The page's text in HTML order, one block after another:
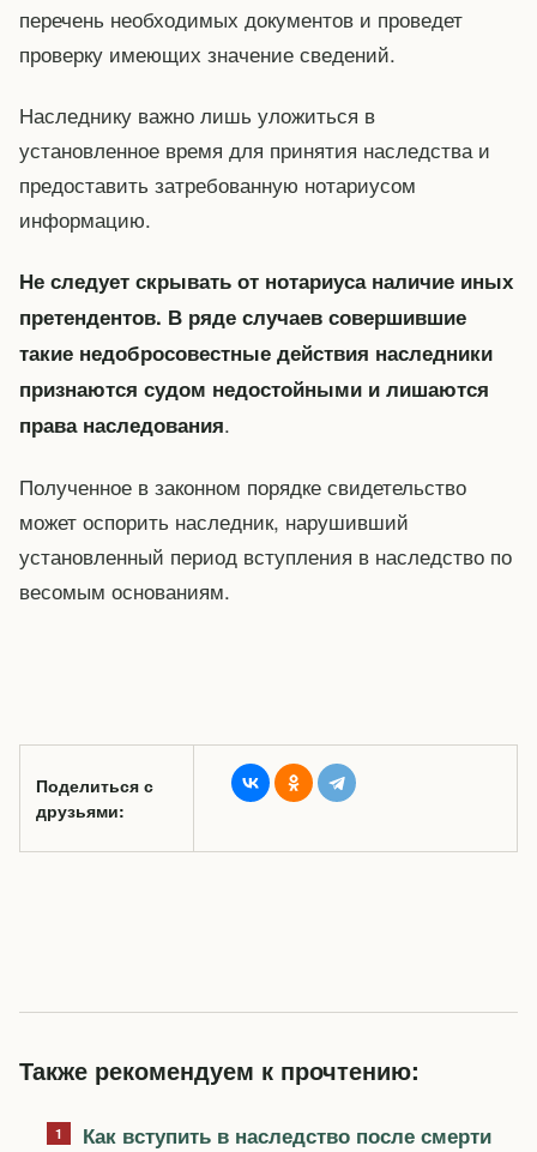
перечень необходимых документов и проведет
проверку имеющих значение сведений.
Наследнику важно лишь уложиться в
установленное время для принятия наследства и
предоставить затребованную нотариусом
информацию.
Не следует скрывать от нотариуса наличие иных
претендентов. В ряде случаев совершившие
такие недобросовестные действия наследники
признаются судом недостойными и лишаются
права наследования.
Полученное в законном порядке свидетельство
может оспорить наследник, нарушивший
установленный период вступления в наследство по
весомым основаниям.
Поделиться с
друзьями:
Также рекомендуем к прочтению:
Как вступить в наследство после смерти